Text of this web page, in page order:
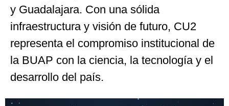
y Guadalajara. Con una sólida
infraestructura y visión de futuro, CU2
representa el compromiso institucional de
la BUAP con la ciencia, la tecnología y el
desarrollo del país.